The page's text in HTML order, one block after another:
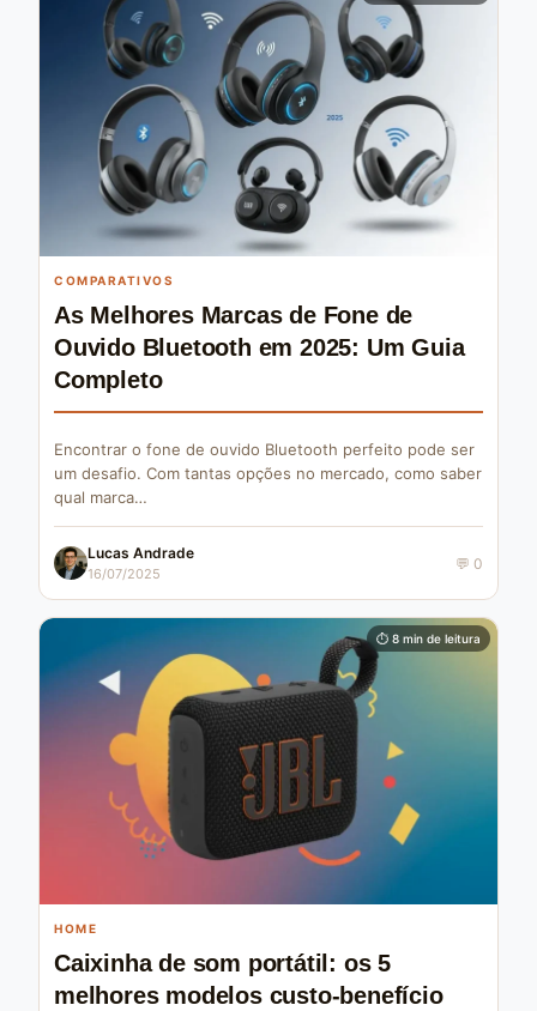
COMPARATIVOS
As Melhores Marcas de Fone de
Ouvido Bluetooth em 2025: Um Guia
Completo
Encontrar o fone de ouvido Bluetooth perfeito pode ser
um desafio. Com tantas opções no mercado, como saber
qual marca…
Lucas Andrade
16/07/2025
💬 0
⏱ 8 min de leitura
HOME
Caixinha de som portátil: os 5
melhores modelos custo-benefício